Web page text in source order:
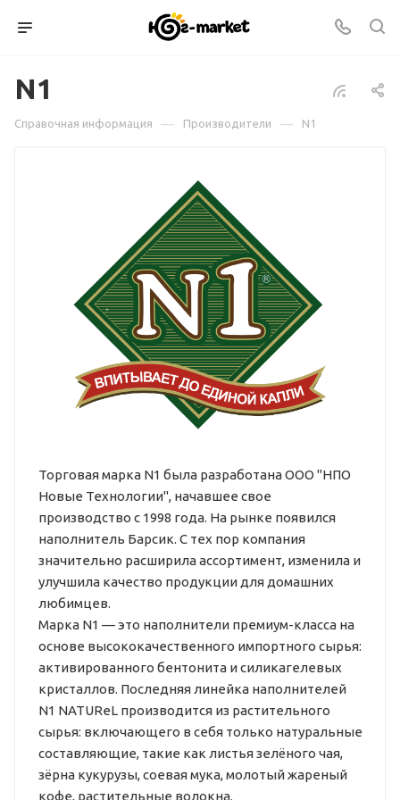
N1
Справочная информация — Производители — N1
Торговая марка N1 была разработана ООО "НПО
Новые Технологии", начавшее свое
производство с 1998 года. На рынке появился
наполнитель Барсик. С тех пор компания
значительно расширила ассортимент, изменила и
улучшила качество продукции для домашних
любимцев.
Марка N1 — это наполнители премиум-класса на
основе высококачественного импортного сырья:
активированного бентонита и силикагелевых
кристаллов. Последняя линейка наполнителей
N1 NATUReL производится из растительного
сырья: включающего в себя только натуральные
составляющие, такие как листья зелёного чая,
зёрна кукурузы, соевая мука, молотый жареный
кофе, растительные волокна.